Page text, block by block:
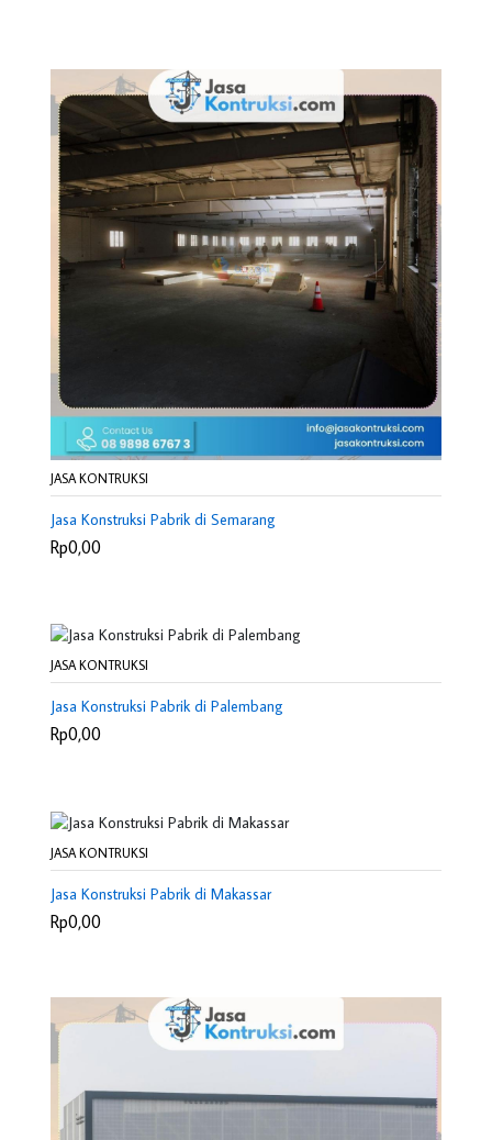
JASA KONTRUKSI
Jasa Konstruksi Pabrik di Semarang
Rp0,00
JASA KONTRUKSI
Jasa Konstruksi Pabrik di Palembang
Rp0,00
JASA KONTRUKSI
Jasa Konstruksi Pabrik di Makassar
Rp0,00